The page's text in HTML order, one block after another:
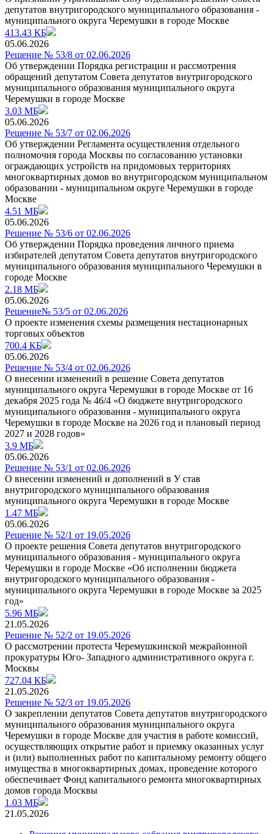
депутатов внутригородского муниципального образования -
муниципального округа Черемушки в городе Москве
413.43 КБ
05.06.2026
Решение № 53/8 от 02.06.2026
Об утверждении Порядка регистрации и рассмотрения
обращений депутатом Совета депутатов внутригородского
муниципального образования муниципального округа
Черемушки в городе Москве
3.03 МБ
05.06.2026
Решение № 53/7 от 02.06.2026
Об утверждении Регламента осуществления отдельного
полномочия города Москвы по coгласованию установки
ограждающих устройств на придомовых территориях
многоквартирных домов во внутригородском муниципальном
образовании - муниципальном округе Черемушки в городе
Москве
4.51 МБ
05.06.2026
Решение № 53/6 от 02.06.2026
Об утверждении Порядка проведения личного приема
избирателей депутатом Совета депутатов внутригородского
муниципального образования муниципального Черемушки в
городе Москве
2.18 МБ
05.06.2026
Решение№ 53/5 от 02.06.2026
О проекте изменения схемы размещения нестационарных
торговых объектов
700.4 КБ
05.06.2026
Решение № 53/4 от 02.06.2026
О внесении изменений в решение Совета депутатов
муниципального округа Черемушки в городе Москве от 16
декабря 2025 года № 46/4 «О бюджете внутригородского
муниципального образования - муниципального округа
Черемушки в городе Москве на 2026 год и плановый период
2027 и 2028 годов»
3.9 МБ
05.06.2026
Решение № 53/1 от 02.06.2026
О внесении изменений и дополнений в У став
внутригородского муниципального образования
муниципального округа Черемушки в городе Москве
1.47 МБ
05.06.2026
Решение № 52/1 от 19.05.2026
О проекте решения Совета депутатов внутригородского
муниципального образования - муниципального округа
Черемушки в городе Москве «Об исполнении бюджета
внутригородского муниципального образования -
муниципального округа Черемушки в городе Москве за 2025
год»
5.96 МБ
21.05.2026
Решение № 52/2 от 19.05.2026
О рассмотрении протеста Черемушкинской межрайонной
прокуратуры Юго- Западного административного округа г.
Москвы
727.04 КБ
21.05.2026
Решение № 52/3 от 19.05.2026
О закреплении депутатов Совета депутатов внутригородского
муниципального образования муниципального округа
Черемушки в городе Москве для участия в работе комиссий,
осуществляющих открытие работ и приемку оказанных услуг
и (или) выполненных работ по капитальному ремонту общего
имущества в многоквартирных домах, проведение которого
обеспечивает Фонд капитального ремонта многоквартирных
домов города Москвы
1.03 МБ
21.05.2026